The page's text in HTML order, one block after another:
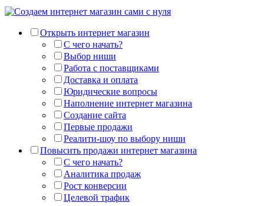
Открыть интернет магазин
С чего начать?
Выбор ниши
Работа с поставщиками
Доставка и оплата
Юридические вопросы
Наполнение интернет магазина
Создание сайта
Первые продажи
Реалити-шоу по выбору ниши
Повысить продажи интернет магазина
С чего начать?
Аналитика продаж
Рост конверсии
Целевой трафик